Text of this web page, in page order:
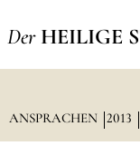
Der HEILIGE
ANSPRACHEN 2013